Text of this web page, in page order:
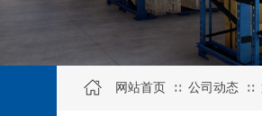
网站首页 ∷ 公司动态 ∷